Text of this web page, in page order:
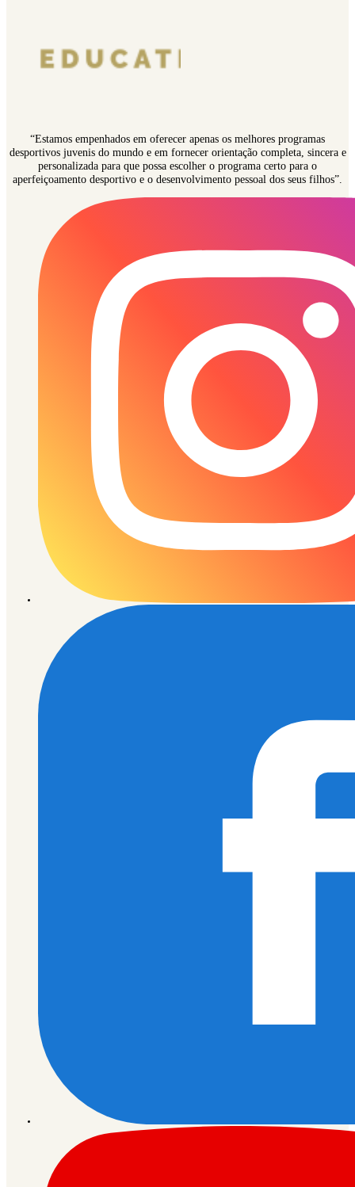
“Estamos empenhados em oferecer apenas os melhores programas
desportivos juvenis do mundo e em fornecer orientação completa, sincera e
personalizada para que possa escolher o programa certo para o
aperfeiçoamento desportivo e o desenvolvimento pessoal dos seus filhos”.